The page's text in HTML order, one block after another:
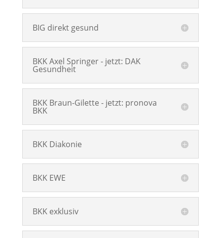
BIG direkt gesund
BKK Axel Springer - jetzt: DAK
Gesundheit
BKK Braun-Gilette - jetzt: pronova
BKK
BKK Diakonie
BKK EWE
BKK exklusiv